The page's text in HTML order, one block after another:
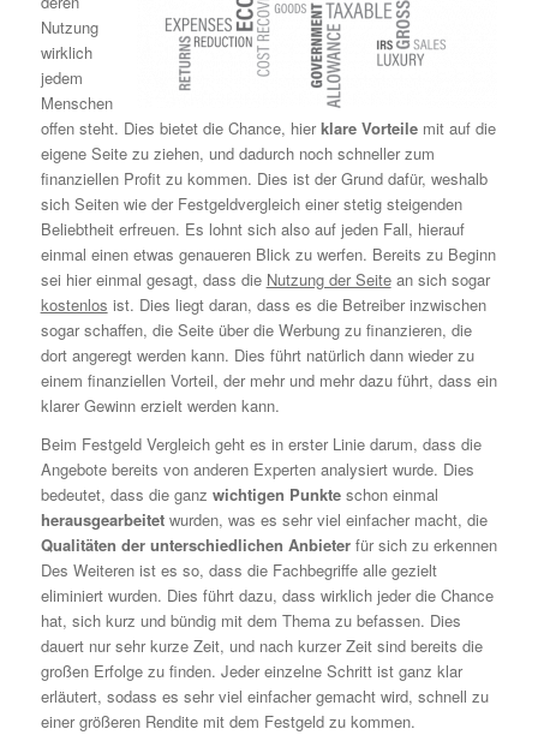
Nutzung
wirklich
jedem
Menschen
offen steht. Dies bietet die Chance, hierklare Vorteilemit auf die
eigene Seite zu ziehen, und dadurch noch schneller zum
finanziellen Profit zu kommen. Dies ist der Grund dafür, weshalb
sich Seiten wie der Festgeldvergleich einer stetig steigenden
Beliebtheit erfreuen. Es lohnt sich also auf jeden Fall, hierauf
einmal einen etwas genaueren Blick zu werfen. Bereits zu Beginn
sei hier einmal gesagt, dass die Nutzung der Seitean sich sogar
kostenlos ist. Dies liegt daran, dass es die Betreiber inzwischen
sogar schaffen, die Seite über die Werbung zu finanzieren, die
dort angeregt werden kann. Dies führt natürlich dann wieder zu
einem finanziellen Vorteil, der mehr und mehr dazu führt, dass ein
klarer Gewinn erzielt werden kann.
Beim Festgeld Vergleich geht es in erster Linie darum, dass die
Angebote bereits von anderen Experten analysiert wurde. Dies
bedeutet, dass die ganz wichtigen Punkteschon einmal
herausgearbeitetwurden, was es sehr viel einfacher macht, die
Qualitäten der unterschiedlichen Anbieterfür sich zu erkennen
Des Weiteren ist es so, dass die Fachbegriffe alle gezielt
eliminiert wurden. Dies führt dazu, dass wirklich jeder die Chance
hat, sich kurz und bündig mit dem Thema zu befassen. Dies
dauert nur sehr kurze Zeit, und nach kurzer Zeit sind bereits die
großen Erfolge zu finden. Jeder einzelne Schritt ist ganz klar
erläutert, sodass es sehr viel einfacher gemacht wird, schnell zu
einer größeren Rendite mit dem Festgeld zu kommen.